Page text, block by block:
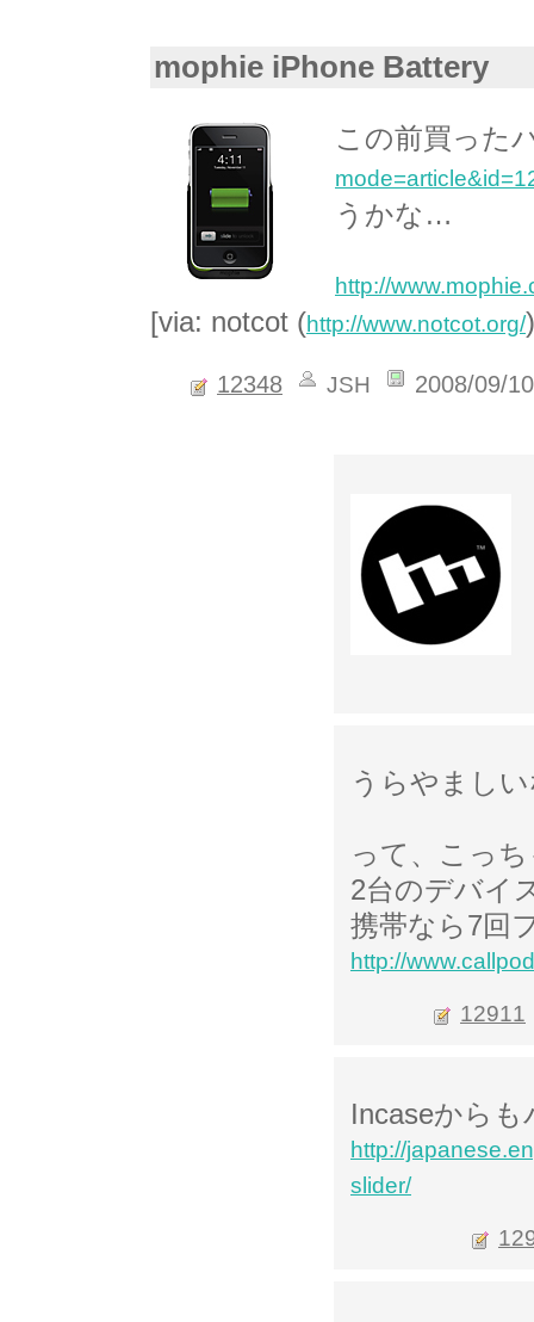
mophie iPhone Battery
この前買った
うかな…
http://
[via: notcot (http://www.notcot.org/
12348 JSH 2008/09/
うらやまし
って、こっ
2台のデバイ
携帯なら7回
http://
12911
Incaseから
http://
slider/